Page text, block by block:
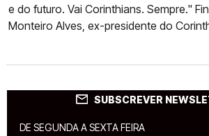
e do futuro. Vai Corinthians. Sempre."
Monteiro Alves, ex-presidente do
SUBSCREVER
DE SEGUNDA A SEXTA FEIRA